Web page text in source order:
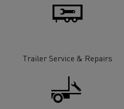
Trailer Service & Repairs